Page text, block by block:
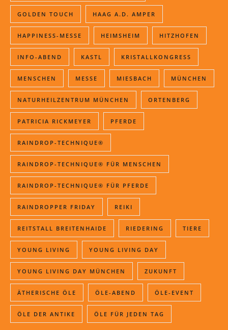
GOLDEN TOUCH HAAG A.D. AMPER
HAPPINESS-MESSE HEIMSHEIM HITZHOFEN
INFO-ABEND KASTL KRISTALLKONGRESS
MENSCHEN MESSE MIESBACH MÜNCHEN
NATURHEILZENTRUM MÜNCHEN ORTENBERG
PATRICIA RICKMEYER PFERDE
RAINDROP-TECHNIQUE®
RAINDROP-TECHNIQUE® FÜR MENSCHEN
RAINDROP-TECHNIQUE® FÜR PFERDE
RAINDROPPER FRIDAY REIKI
REITSTALL BREITENHAIDE RIEDERING TIERE
YOUNG LIVING YOUNG LIVING DAY
YOUNG LIVING DAY MÜNCHEN ZUKUNFT
ÄTHERISCHE ÖLE ÖLE-ABEND ÖLE-EVENT
ÖLE DER ANTIKE ÖLE FÜR JEDEN TAG